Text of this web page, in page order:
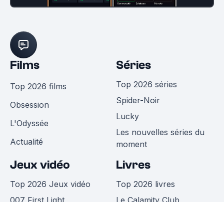
Films
Top 2026 films
Obsession
L'Odyssée
Actualité
Séries
Top 2026 séries
Spider-Noir
Lucky
Les nouvelles séries du
moment
Jeux vidéo
Top 2026 Jeux vidéo
007 First Light
Livres
Top 2026 livres
Le Calamity Club